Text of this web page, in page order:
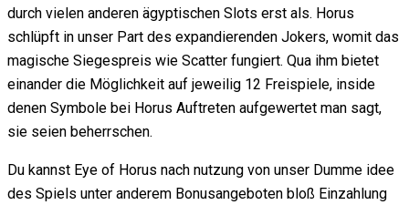
durch vielen anderen ägyptischen Slots erst als. Horus
schlüpft in unser Part des expandierenden Jokers, womit das
magische Siegespreis wie Scatter fungiert. Qua ihm bietet
einander die Möglichkeit auf jeweilig 12 Freispiele, inside
denen Symbole bei Horus Auftreten aufgewertet man sagt,
sie seien beherrschen.
Du kannst Eye of Horus nach nutzung von unser Dumme idee
des Spiels unter anderem Bonusangeboten bloß Einzahlung